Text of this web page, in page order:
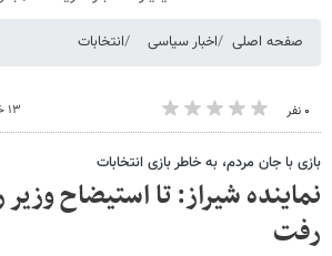
صفحه اصلی اخبار سیاسی انتخابات
۰ نفر ۱۳ خرداد ۱۳۸۸ - ۰۲:۲۹
بازی با جان مردم، به خاطر بازی انتخابات
نماینده شیراز: تا استیضاح
رفت